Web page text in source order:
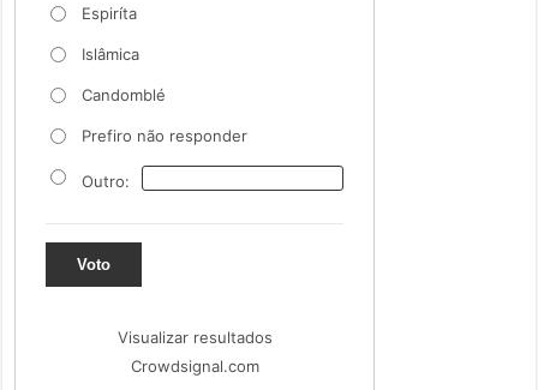
Espiríta
Islâmica
Candomblé
Prefiro não responder
Outro:
Voto
Visualizar resultados
Crowdsignal.com